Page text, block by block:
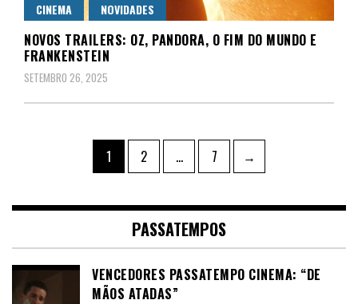
CINEMA NOVIDADES
NOVOS TRAILERS: OZ, PANDORA, O FIM DO MUNDO E
FRANKENSTEIN
SETEMBRO 26, 2025
conteúdos
Page
1 Page
2 … Page
7 →
PASSATEMPOS
VENCEDORES PASSATEMPO CINEMA: “DE
MÃOS ATADAS”